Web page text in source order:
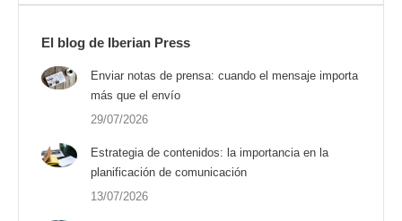
El blog de Iberian Press
Enviar notas de prensa: cuando el mensaje importa
más que el envío
29/07/2026
Estrategia de contenidos: la importancia en la
planificación de comunicación
13/07/2026